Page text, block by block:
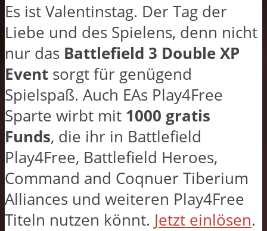
Es ist Valentinstag. Der Tag der
Liebe und des Spielens, denn nicht
nur das Battlefield 3 Double XP
Event sorgt für genügend
Spielspaß. Auch EAs Play4Free
Sparte wirbt mit 1000 gratis
Funds, die ihr in Battlefield
Play4Free, Battlefield Heroes,
Command and Coqnuer Tiberium
Alliances und weiteren Play4Free
Titeln nutzen könnt. Jetzt einlösen.